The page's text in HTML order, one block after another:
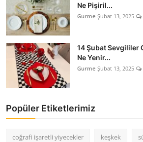
Ne Pişiril...
Gurme Şubat 13, 2025
14 Şubat Sevgililer
Ne Yenir...
Gurme Şubat 13, 2025
Popüler Etiketlerimiz
coğrafi işaretli yiyecekler keşkek